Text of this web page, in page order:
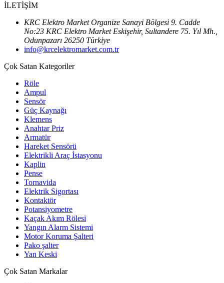
İLETİŞİM
KRC Elektro Market Organize Sanayi Bölgesi 9. Cadde
No:23 KRC Elektro Market Eskişehir, Sultandere 75. Yıl Mh.,
Odunpazarı 26250 Türkiye
info@krcelektromarket.com.tr
Çok Satan Kategoriler
Röle
Ampul
Sensör
Güç Kaynağı
Klemens
Anahtar Priz
Armatür
Hareket Sensörü
Elektrikli Araç İstasyonu
Kaplin
Pense
Tornavida
Elektrik Sigortası
Kontaktör
Potansiyometre
Kaçak Akım Rölesi
Yangın Alarm Sistemi
Motor Koruma Şalteri
Pako şalter
Yan Keski
Çok Satan Markalar